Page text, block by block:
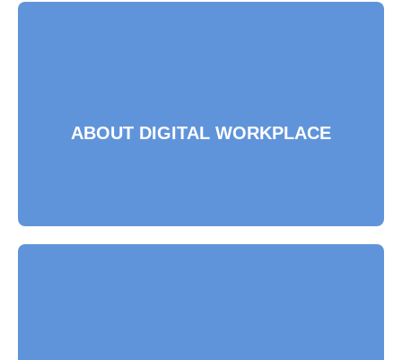
ABOUT DIGITAL WORKPLACE